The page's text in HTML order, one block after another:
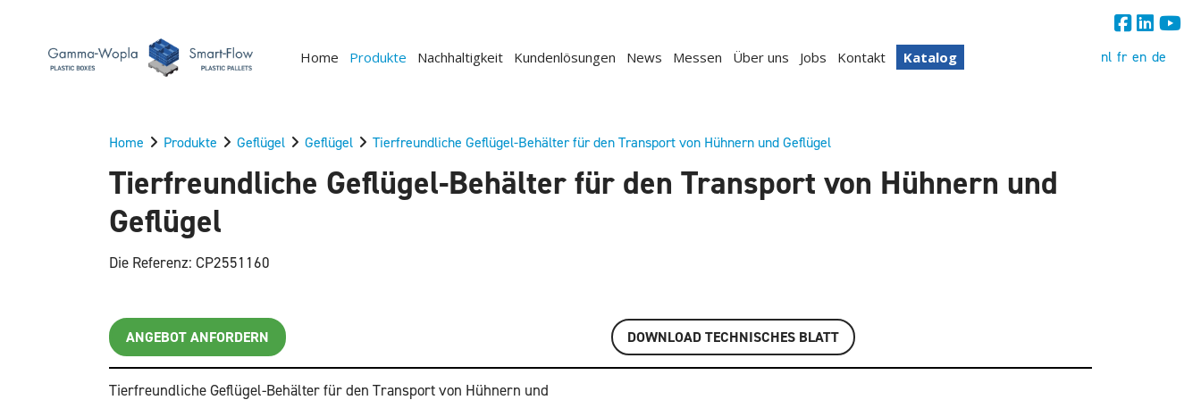
Home Produkte Nachhaltigkeit Kundenlösungen News Messen Über uns Jobs Kontakt Katalog nl fr en de
Home Produkte Geflügel Geflügel Tierfreundliche Geflügel-Behälter für den Transport von Hühnern und Geflügel
Tierfreundliche Geflügel-Behälter für den Transport von Hühnern und
Geflügel
Die Referenz: CP2551160
ANGEBOT ANFORDERN DOWNLOAD TECHNISCHES BLATT
Tierfreundliche Geflügel-Behälter für den Transport von Hühnern und